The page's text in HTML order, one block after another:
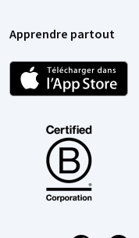
Apprendre partout